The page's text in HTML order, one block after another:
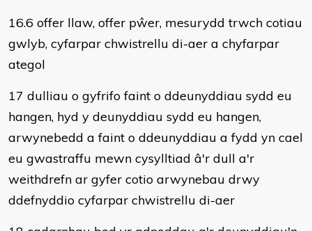
16.6 offer llaw, offer pŵer, mesurydd trwch cotiau
gwlyb, cyfarpar chwistrellu di-aer a chyfarpar
ategol
17 dulliau o gyfrifo faint o ddeunyddiau sydd eu
hangen, hyd y deunyddiau sydd eu hangen,
arwynebedd a faint o ddeunyddiau a fydd yn cael
eu gwastraffu mewn cysylltiad â'r dull a'r
weithdrefn ar gyfer cotio arwynebau drwy
ddefnyddio cyfarpar chwistrellu di-aer